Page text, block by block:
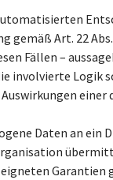
Art. 22 Abs.
Fällen –
involvierte Logik
einer
Daten an ein
Garantien